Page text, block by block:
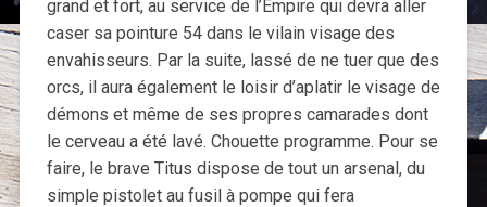
grand et fort, au service de l’Empire qui devra aller
caser sa pointure 54 dans le vilain visage des
envahisseurs. Par la suite, lassé de ne tuer que des
orcs, il aura également le loisir d’aplatir le visage de
démons et même de ses propres camarades dont
le cerveau a été lavé. Chouette programme. Pour se
faire, le brave Titus dispose de tout un arsenal, du
simple pistolet au fusil à pompe qui fera